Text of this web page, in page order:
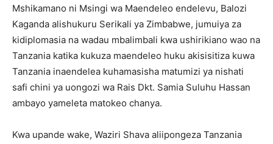
Mshikamano ni Msingi wa Maendeleo endelevu, Balozi
Kaganda alishukuru Serikali ya Zimbabwe, jumuiya za
kidiplomasia na wadau mbalimbali kwa ushirikiano wao na
Tanzania katika kukuza maendeleo huku akisisitiza kuwa
Tanzania inaendelea kuhamasisha matumizi ya nishati
safi chini ya uongozi wa Rais Dkt. Samia Suluhu Hassan
ambayo yameleta matokeo chanya.
Kwa upande wake, Waziri Shava aliipongeza Tanzania